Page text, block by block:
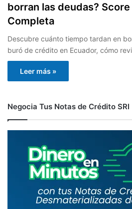
borran las deudas?
Completa
Descubre cuánto tiempo tardan en
buró de crédito en Ecuador, cómo
Leer más »
Negocia Tus Notas de Crédito SRI